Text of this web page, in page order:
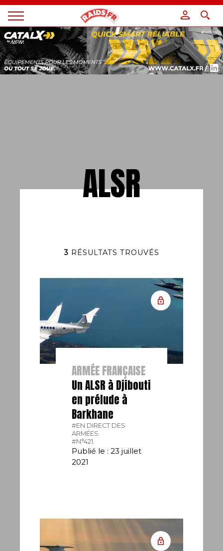
Magazine
Raids
ALSR
3 RÉSULTATS TROUVÉS
ARMÉE FRANÇAISE
Un ALSR à Djibouti
en prélude à
Barkhane
#EN DIRECT DES
ARMÉES.
#N°421.
Publié le : 23 juillet
2021
Panneau de gestion des cookies